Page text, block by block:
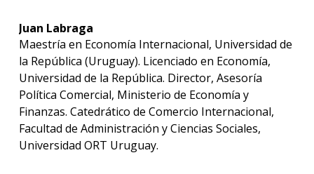
Juan Labraga
Maestría en Economía Internacional, Universidad de
la República (Uruguay). Licenciado en Economía,
Universidad de la República. Director, Asesoría
Política Comercial, Ministerio de Economía y
Finanzas. Catedrático de Comercio Internacional,
Facultad de Administración y Ciencias Sociales,
Universidad ORT Uruguay.